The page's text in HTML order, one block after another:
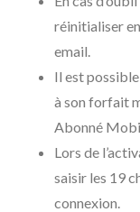
réinitialiser
email.
Il est
à son forfait
Abonné
Lors de
saisir les 19
connexion.